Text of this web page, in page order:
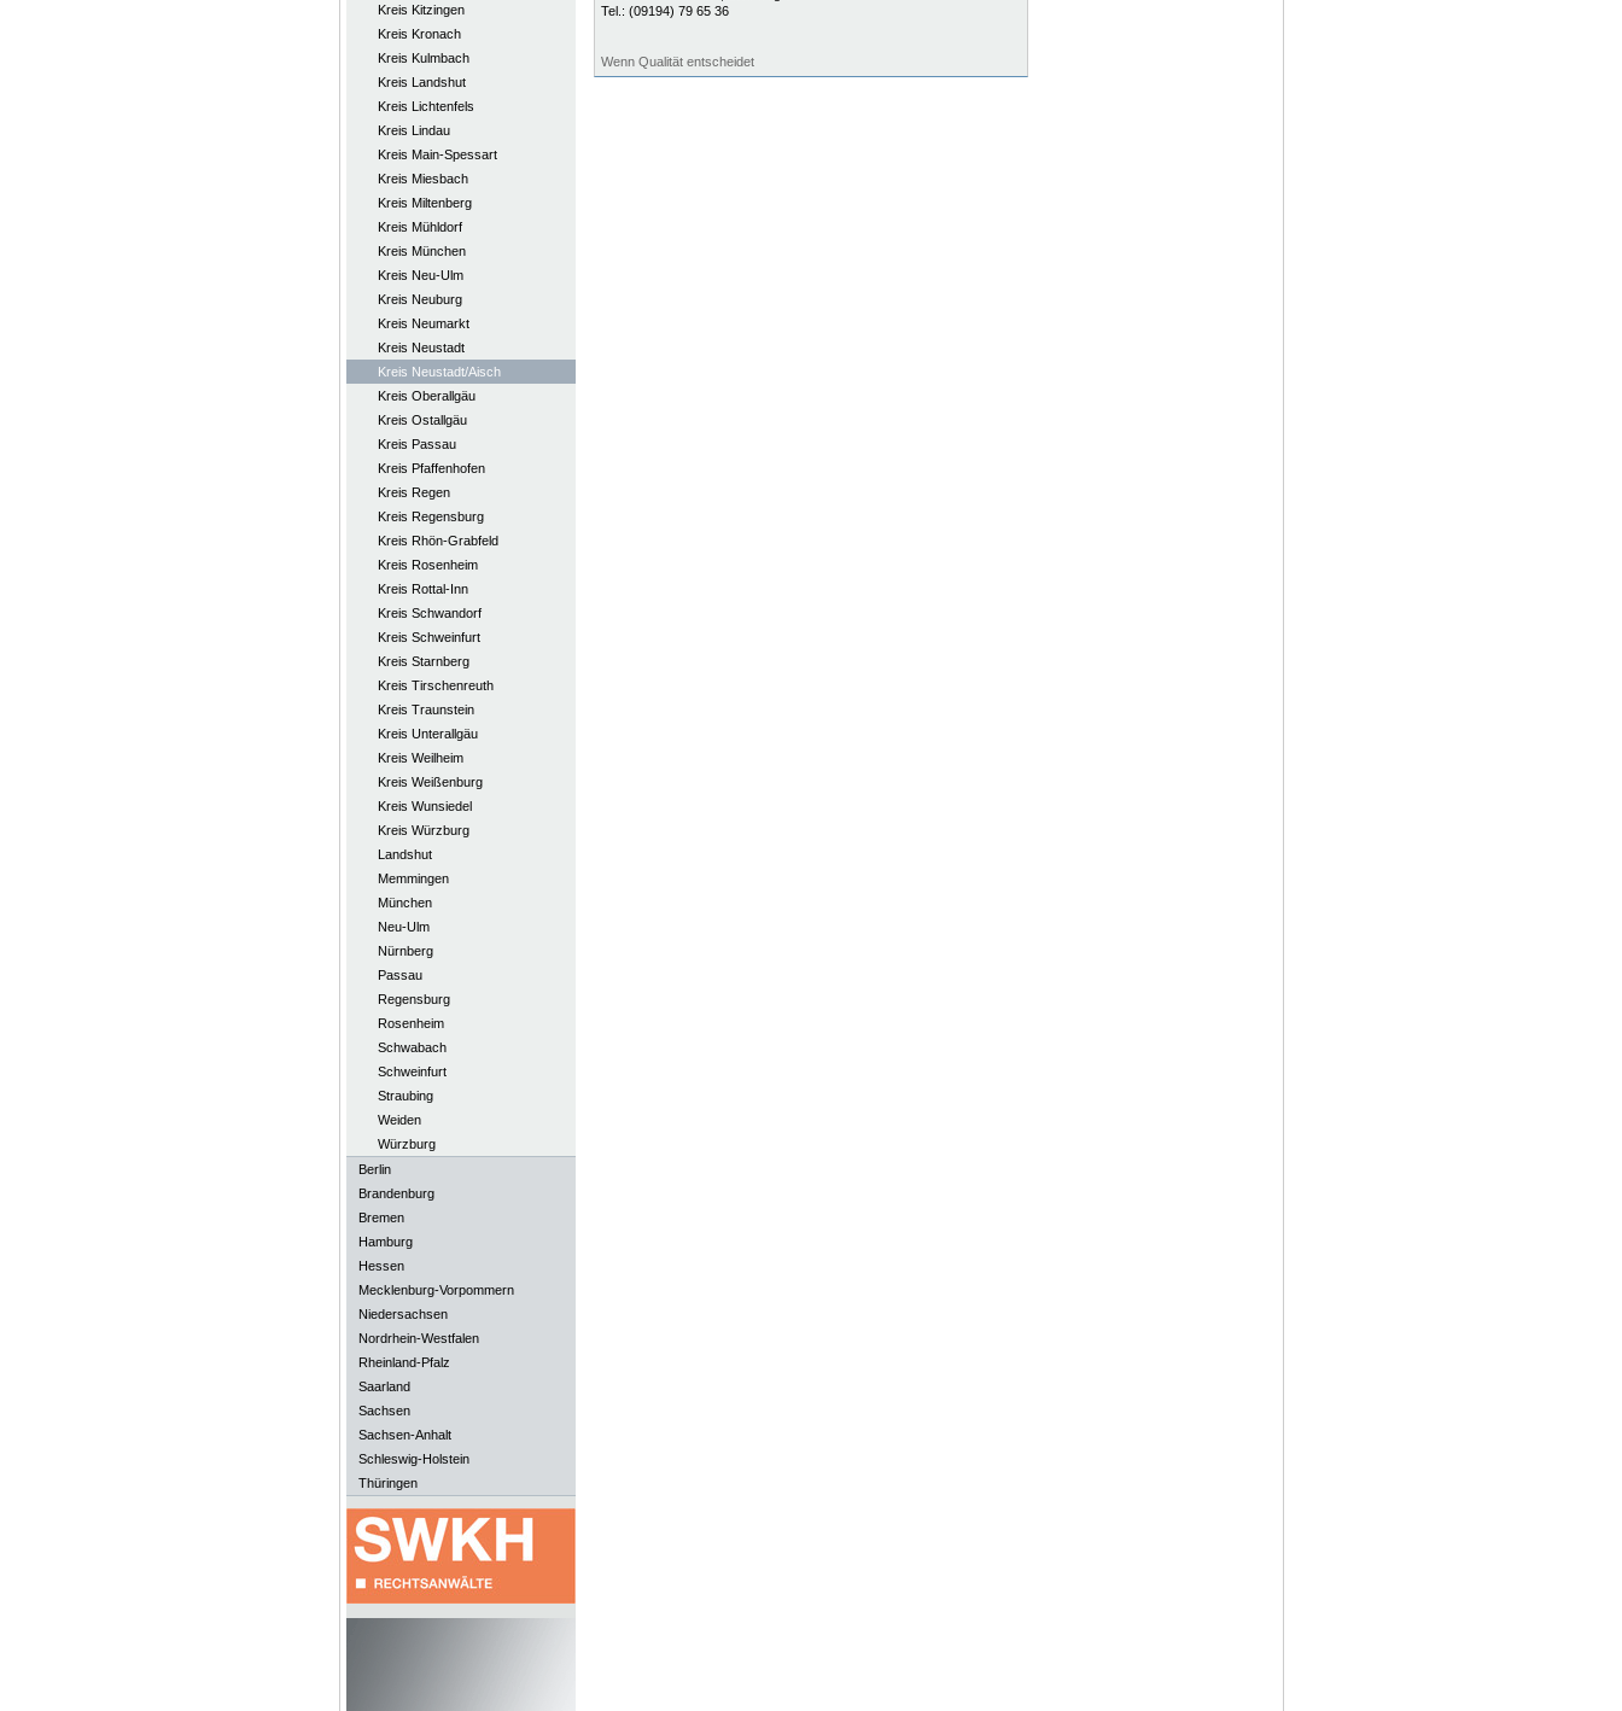
Kreis Kitzingen
Kreis Kronach
Kreis Kulmbach
Kreis Landshut
Kreis Lichtenfels
Kreis Lindau
Kreis Main-Spessart
Kreis Miesbach
Kreis Miltenberg
Kreis Mühldorf
Kreis München
Kreis Neu-Ulm
Kreis Neuburg
Kreis Neumarkt
Kreis Neustadt
Kreis Neustadt/Aisch
Kreis Oberallgäu
Kreis Ostallgäu
Kreis Passau
Kreis Pfaffenhofen
Kreis Regen
Kreis Regensburg
Kreis Rhön-Grabfeld
Kreis Rosenheim
Kreis Rottal-Inn
Kreis Schwandorf
Kreis Schweinfurt
Kreis Starnberg
Kreis Tirschenreuth
Kreis Traunstein
Kreis Unterallgäu
Kreis Weilheim
Kreis Weißenburg
Kreis Wunsiedel
Kreis Würzburg
Landshut
Memmingen
München
Neu-Ulm
Nürnberg
Passau
Regensburg
Rosenheim
Schwabach
Schweinfurt
Straubing
Weiden
Würzburg
Berlin
Brandenburg
Bremen
Hamburg
Hessen
Mecklenburg-Vorpommern
Niedersachsen
Nordrhein-Westfalen
Rheinland-Pfalz
Saarland
Sachsen
Sachsen-Anhalt
Schleswig-Holstein
Thüringen
Tel.: (09194) 79 65 36
Wenn Qualität entscheidet